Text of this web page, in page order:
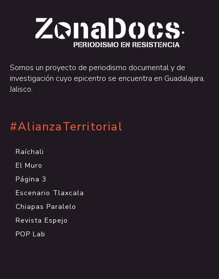
.
.
Somos un proyecto de periodismo documental y de
investigación cuyo epicentro se encuentra en Guadalajara,
Jalisco.
#AlianzaTerritorial
Raíchali
El Muro
Página 3
Escenario Tlaxcala
Chiapas Paralelo
Revista Espejo
POP Lab